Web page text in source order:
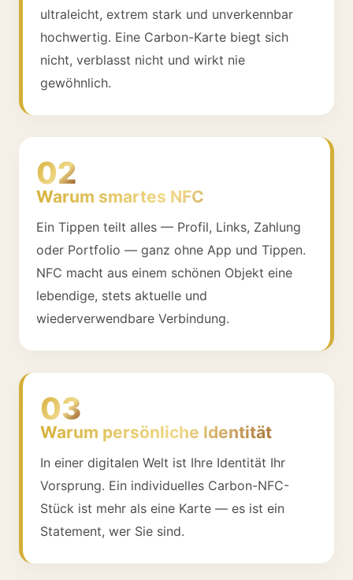
ultraleicht, extrem stark und unverkennbar
hochwertig. Eine Carbon-Karte biegt sich
nicht, verblasst nicht und wirkt nie
gewöhnlich.
02
Warum smartes NFC
Ein Tippen teilt alles — Profil, Links, Zahlung
oder Portfolio — ganz ohne App und Tippen.
NFC macht aus einem schönen Objekt eine
lebendige, stets aktuelle und
wiederverwendbare Verbindung.
03
Warum persönliche Identität
In einer digitalen Welt ist Ihre Identität Ihr
Vorsprung. Ein individuelles Carbon-NFC-
Stück ist mehr als eine Karte — es ist ein
Statement, wer Sie sind.